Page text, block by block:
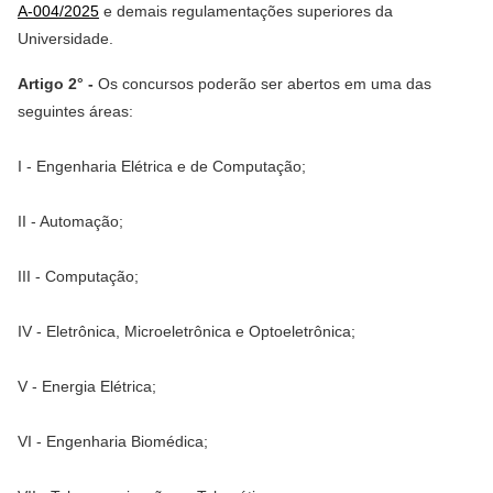
A-004/2025 e demais regulamentações superiores da
Universidade.
Artigo 2° - Os concursos poderão ser abertos em uma das
seguintes áreas:
I - Engenharia Elétrica e de Computação;
II - Automação;
III - Computação;
IV - Eletrônica, Microeletrônica e Optoeletrônica;
V - Energia Elétrica;
VI - Engenharia Biomédica;